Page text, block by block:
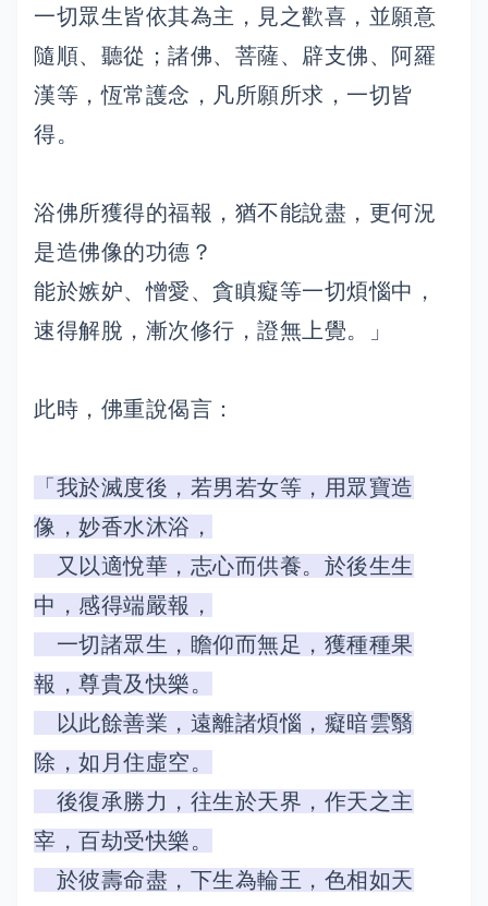
一切眾生皆依其為主，見之歡喜，並願意
隨順、聽從；諸佛、菩薩、辟支佛、阿羅
漢等，恆常護念，凡所願所求，一切皆
得。
浴佛所獲得的福報，猶不能說盡，更何況
是造佛像的功德？
能於嫉妒、憎愛、貪瞋癡等一切煩惱中，
速得解脫，漸次修行，證無上覺。」
此時，佛重說偈言：
「我於滅度後，若男若女等，用眾寶造
像，妙香水沐浴，
又以適悅華，志心而供養。於後生生
中，感得端嚴報，
一切諸眾生，瞻仰而無足，獲種種果
報，尊貴及快樂。
以此餘善業，遠離諸煩惱，癡暗雲翳
除，如月住虛空。
後復承勝力，往生於天界，作天之主
宰，百劫受快樂。
於彼壽命盡，下生為輪王，色相如天